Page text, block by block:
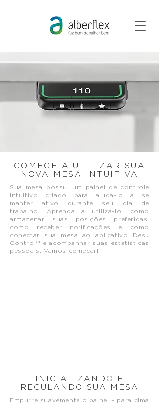
COMECE A UTILIZAR SUA
NOVA MESA INTUITIVA
Sua mesa possui um painel de controle
intuitivo criado para ajuda-lo a se
manter ativo durante seu dia de
trabalho. Aprenda a utilizá-lo, como
armazenar suas posições preferidas,
como receber notificações e como
conectar sua mesa ao aplicativo Desk
Control™ e acompanhar suas estatísticas
pessoais. Vamos começar!
INICIALIZANDO E
REGULANDO SUA MESA
Empurre suavemente o painel – para cima